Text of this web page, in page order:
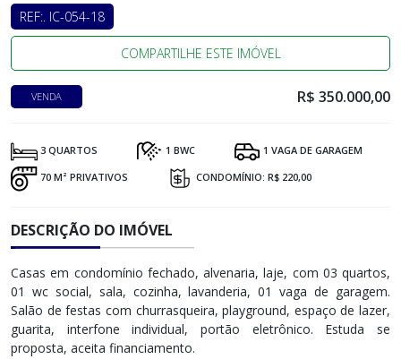
REF:. IC-054-18
COMPARTILHE ESTE IMÓVEL
VENDA R$ 350.000,00
3 QUARTOS 1 BWC 1 VAGA DE GARAGEM
70 M² PRIVATIVOS CONDOMÍNIO: R$ 220,00
DESCRIÇÃO DO IMÓVEL
Casas em condomínio fechado, alvenaria, laje, com 03 quartos,
01 wc social, sala, cozinha, lavanderia, 01 vaga de garagem.
Salão de festas com churrasqueira, playground, espaço de lazer,
guarita, interfone individual, portão eletrônico. Estuda se
proposta, aceita financiamento.